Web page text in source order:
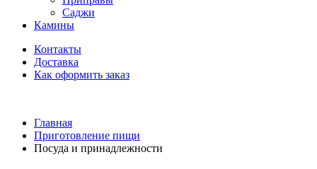
Саджи
Камины
Контакты
Доставка
Как оформить заказ
Главная
Приготовление пищи
Посуда и принадлежности